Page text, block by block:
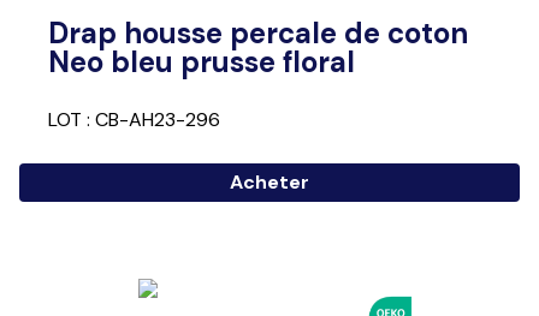
Drap housse percale de coton
Neo bleu prusse floral
LOT : CB-AH23-296
Acheter